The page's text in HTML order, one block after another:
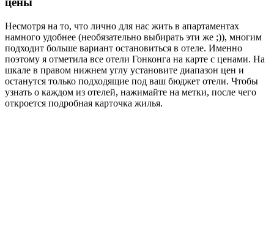
Несмотря на то, что лично для нас жить в апартаментах
намного удобнее (необязательно выбирать эти же ;)), многим
подходит больше вариант остановиться в отеле. Именно
поэтому я отметила все отели Гонконга на карте с ценами. На
шкале в правом нижнем углу установите диапазон цен и
останутся только подходящие под ваш бюджет отели. Чтобы
узнать о каждом из отелей, нажимайте на метки, после чего
откроется подробная карточка жилья.